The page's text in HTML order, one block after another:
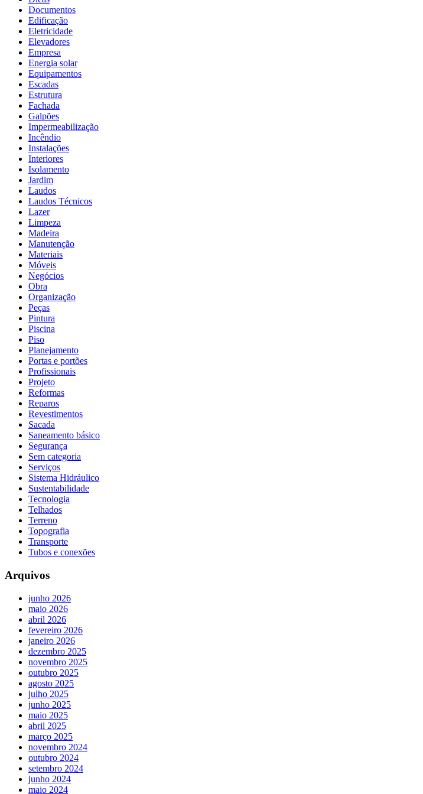
Documentos
Edificação
Eletricidade
Elevadores
Empresa
Energia solar
Equipamentos
Escadas
Estrutura
Fachada
Galpões
Impermeabilização
Incêndio
Instalações
Interiores
Isolamento
Jardim
Laudos
Laudos Técnicos
Lazer
Limpeza
Madeira
Manutenção
Materiais
Móveis
Negócios
Obra
Organização
Peças
Pintura
Piscina
Piso
Planejamento
Portas e portões
Profissionais
Projeto
Reformas
Reparos
Revestimentos
Sacada
Saneamento básico
Segurança
Sem categoria
Serviços
Sistema Hidráulico
Sustentabilidade
Tecnologia
Telhados
Terreno
Topografia
Transporte
Tubos e conexões
Arquivos
junho 2026
maio 2026
abril 2026
fevereiro 2026
janeiro 2026
dezembro 2025
novembro 2025
outubro 2025
agosto 2025
julho 2025
junho 2025
maio 2025
abril 2025
março 2025
novembro 2024
outubro 2024
setembro 2024
junho 2024
maio 2024